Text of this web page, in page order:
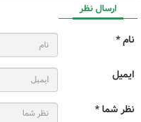
ارسال نظر
نام *
ایمیل
نظر شما *